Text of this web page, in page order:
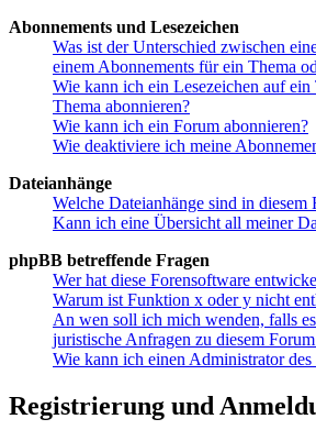
Abonnements und Lesezeichen
Was ist der Unterschied zwischen
einem Abonnements für ein Thema
Wie kann ich ein Lesezeichen auf ein
Thema abonnieren?
Wie kann ich ein Forum abonnieren?
Wie deaktiviere ich meine
Dateianhänge
Welche Dateianhänge sind in diesem
Kann ich eine Übersicht all meiner
phpBB betreffende Fragen
Wer hat diese Forensoftware
Warum ist Funktion x oder y nicht
An wen soll ich mich wenden, falls
juristische Anfragen zu diesem
Wie kann ich einen Administrator
Registrierung und